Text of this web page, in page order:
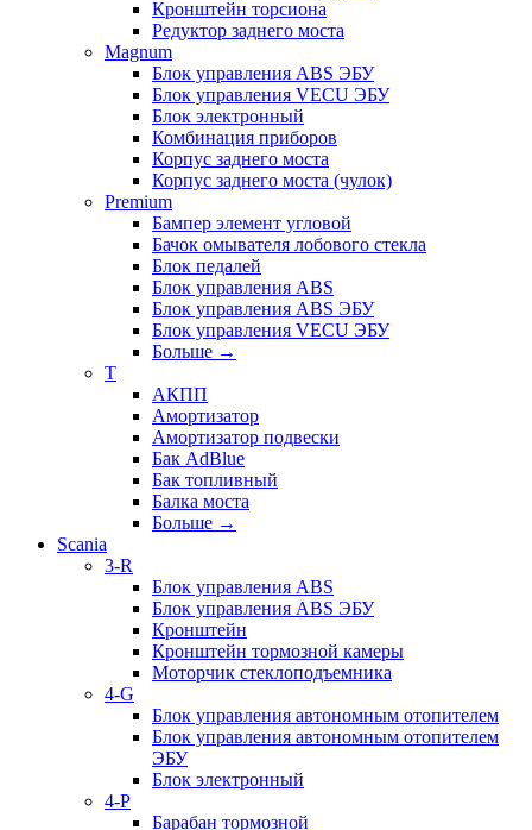
Кронштейн торсиона
Редуктор заднего моста
Magnum
Блок управления ABS ЭБУ
Блок управления VECU ЭБУ
Блок электронный
Комбинация приборов
Корпус заднего моста
Корпус заднего моста (чулок)
Premium
Бампер элемент угловой
Бачок омывателя лобового стекла
Блок педалей
Блок управления ABS
Блок управления ABS ЭБУ
Блок управления VECU ЭБУ
Больше →
T
АКПП
Амортизатор
Амортизатор подвески
Бак AdBlue
Бак топливный
Балка моста
Больше →
Scania
3-R
Блок управления ABS
Блок управления ABS ЭБУ
Кронштейн
Кронштейн тормозной камеры
Моторчик стеклоподъемника
4-G
Блок управления автономным отопителем
Блок управления автономным отопителем
ЭБУ
Блок электронный
4-P
Барабан тормозной